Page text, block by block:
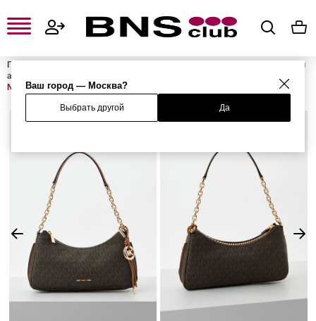
Ваш город — Москва?
Выбрать другой Да
Главная
Женские сумки и
аксессуары
NOLITA